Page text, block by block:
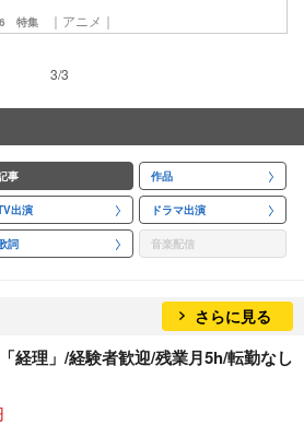
特集 ｜アニメ｜
3/3
事 作品
出演 ドラマ出演
詞 音楽配信
さらに見る
経理」/経験者歓迎/残業月5h/転勤なし